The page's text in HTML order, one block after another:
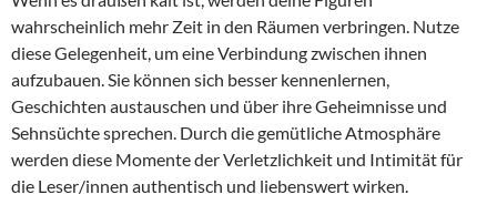
wahrscheinlich mehr Zeit in den Räumen verbringen. Nutze
diese Gelegenheit, um eine Verbindung zwischen ihnen
aufzubauen. Sie können sich besser kennenlernen,
Geschichten austauschen und über ihre Geheimnisse und
Sehnsüchte sprechen. Durch die gemütliche Atmosphäre
werden diese Momente der Verletzlichkeit und Intimität für
die Leser/innen authentisch und liebenswert wirken.